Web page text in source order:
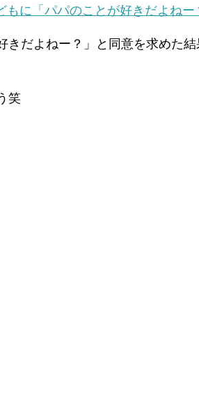
きだよねー？」と同意を求めた
笑